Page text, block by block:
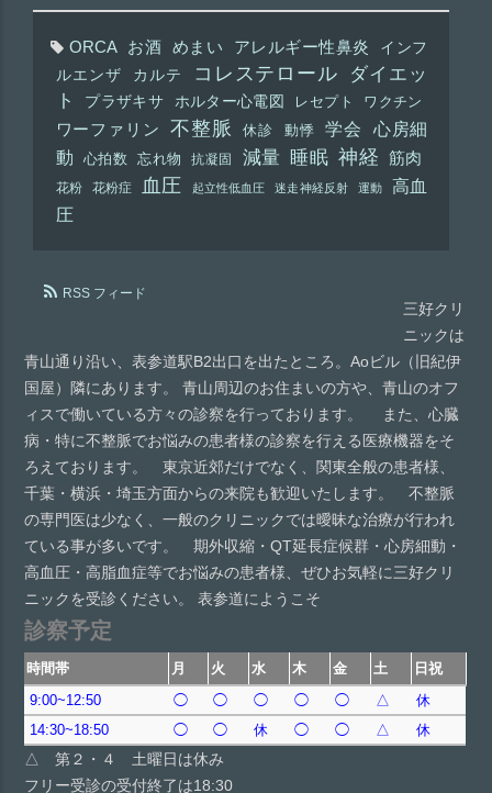
ORCA お酒 めまい アレルギー性鼻炎
インフ
ルエンザ
カルテ コレステロール
ダイエッ
ト
プラザキサ ホルター心電図 レセプト ワクチン
ワーファリン 不整脈 休診 動悸 学会
心房細
動
心拍数 忘れ物 抗凝固 減量 睡眠 神経 筋肉
花粉 花粉症 血圧 起立性低血圧 迷走神経反射 運動
高血
圧
RSS フィード
三好クリ
ニックは
青山通り沿い、表参道駅B2出口を出たところ。Aoビル（旧紀伊
国屋）隣にあります。 青山周辺のお住まいの方や、青山のオフ
ィスで働いている方々の診察を行っております。 また、心臓
病・特に不整脈でお悩みの患者様の診察を行える医療機器をそ
ろえております。 東京近郊だけでなく、関東全般の患者様、
千葉・横浜・埼玉方面からの来院も歓迎いたします。 不整脈
の専門医は少なく、一般のクリニックでは曖昧な治療が行われ
ている事が多いです。 期外収縮・QT延長症候群・心房細動・
高血圧・高脂血症等でお悩みの患者様、ぜひお気軽に三好クリ
ニックを受診ください。 表参道にようこそ
診察予定
時間帯 月 火 水 木 金 土
日祝
9:00~12:50
◯ ◯ ◯ ◯ ◯ △
休
14:30~18:50
◯ ◯ 休 ◯ ◯ △ 休
△ 第２・４ 土曜日は休み
フリー受診の受付終了は18:30